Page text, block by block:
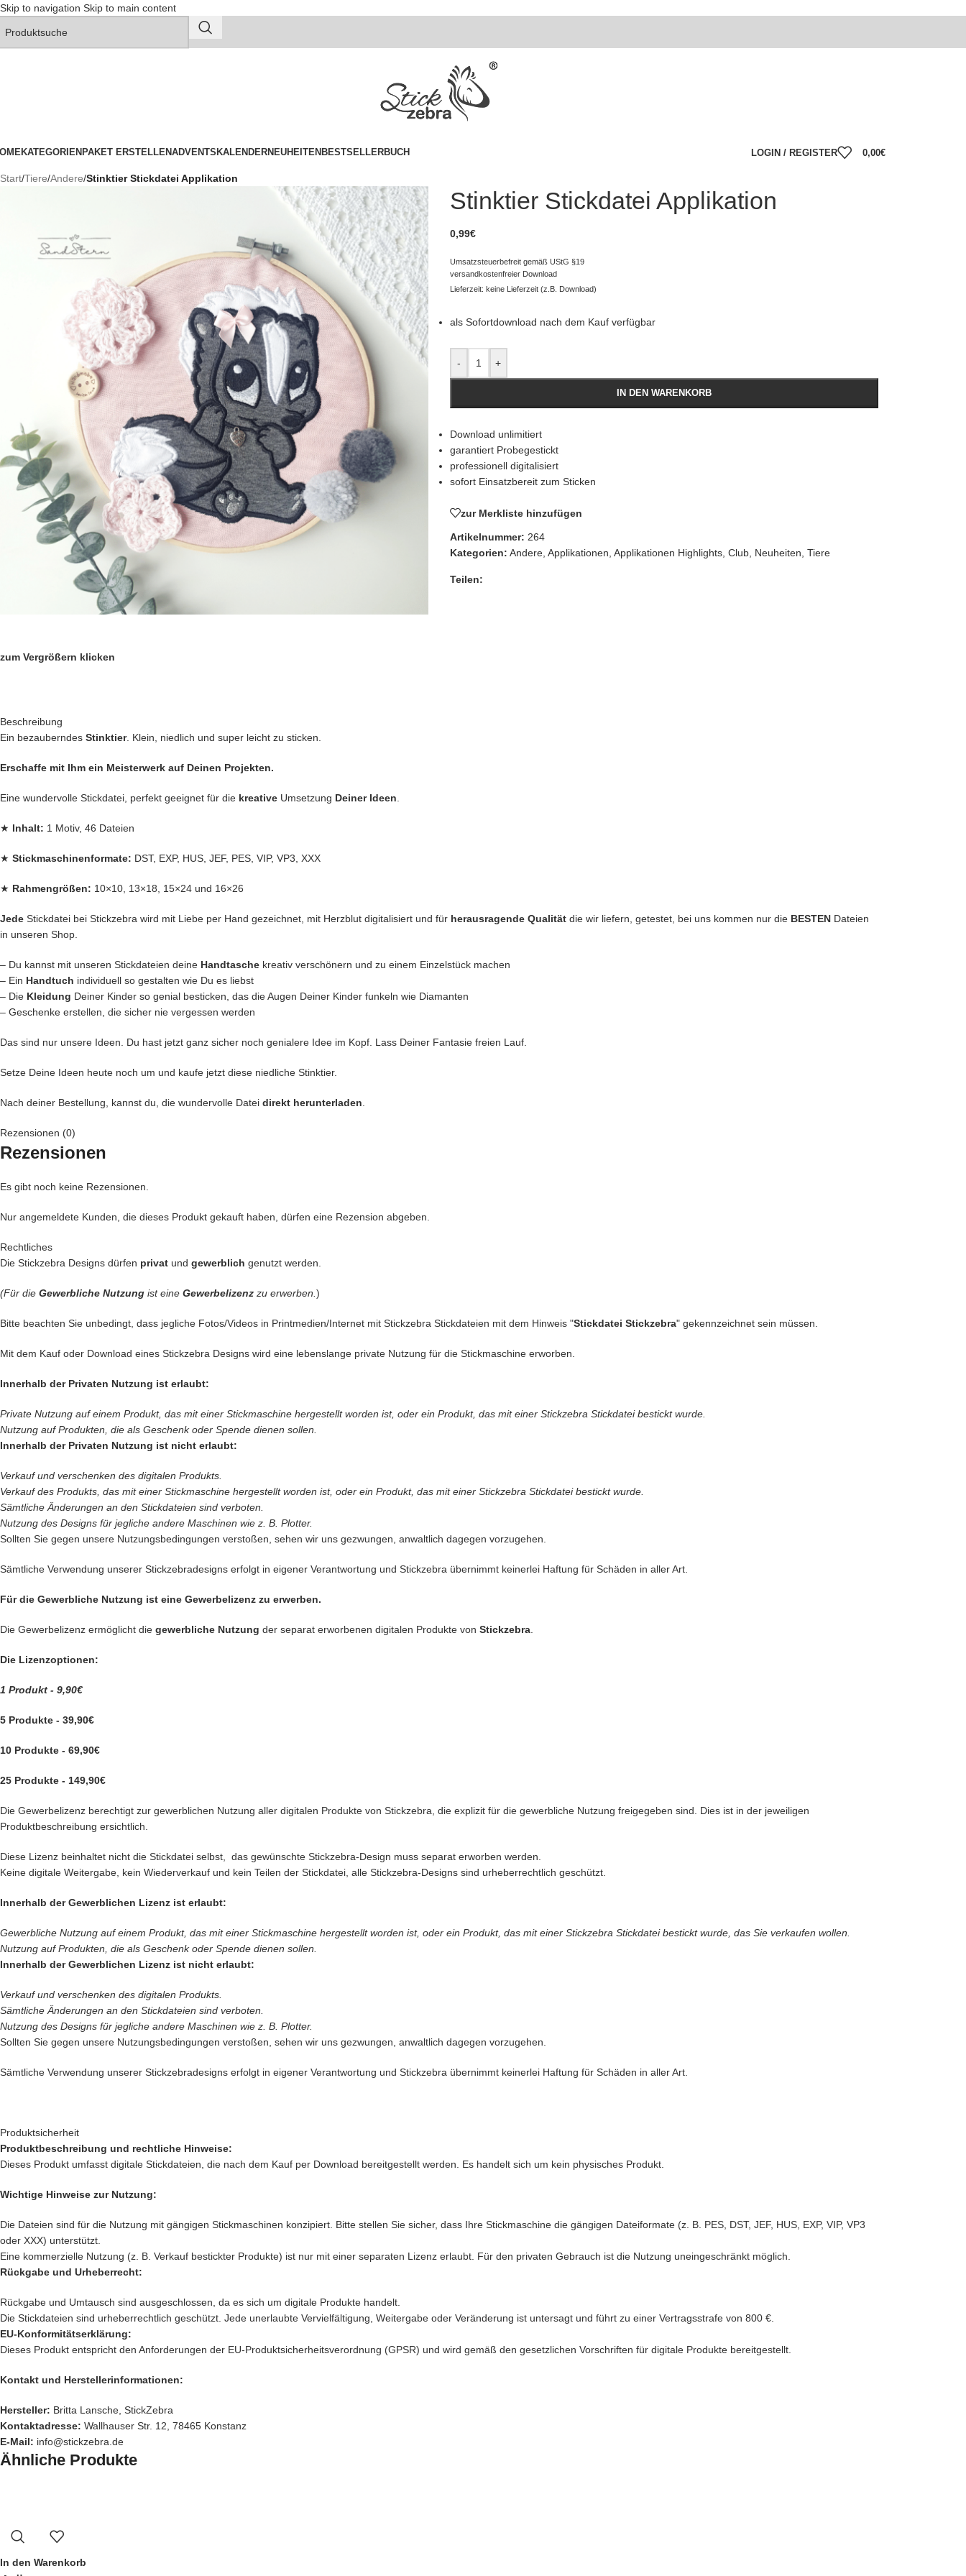
Skip to navigation Skip to main content
KATEGORIEN PAKET ERSTELLENADVENTSKALENDERNEUHEITEN BESTSELLERBUCH LOGIN / REGISTER 0,00€
Start/Tiere/Andere/Stinktier Stickdatei Applikation
zum Vergrößern klicken
Stinktier Stickdatei Applikation
0,99€
Umsatzsteuerbefreit gemäß UStG §19
versandkostenfreier Download
Lieferzeit: keine Lieferzeit (z.B. Download)
als Sofortdownload nach dem Kauf verfügbar
- +
IN DEN WARENKORB
Download unlimitiert
garantiert Probegestickt
professionell digitalisiert
sofort Einsatzbereit zum Sticken
zur Merkliste hinzufügen
Artikelnummer: 264
Kategorien: Andere, Applikationen Applikationen Highlights, Club, Neuheiten Tiere
Teilen:
Beschreibung
Ein bezauberndes Stinktier. Klein, niedlich und super leicht zu sticken.
Erschaffe mit Ihm ein Meisterwerk auf Deinen Projekten.
Eine wundervolle Stickdatei, perfekt geeignet für die kreative Umsetzung Deiner Ideen.
★ Inhalt: 1 Motiv, 46 Dateien
★ Stickmaschinenformate: DST, EXP, HUS, JEF, PES, VIP, VP3, XXX
★ Rahmengrößen: 10×10, 13×18, 15×24 und 16×26
Jede Stickdatei bei Stickzebra wird mit Liebe per Hand gezeichnet, mit Herzblut digitalisiert und für herausragende Qualität die wir liefern, getestet, bei uns kommen nur die BESTEN Dateien
in unseren Shop.
– Du kannst mit unseren Stickdateien deine Handtasche kreativ verschönern und zu einem Einzelstück machen
– Ein Handtuch individuell so gestalten wie Du es liebst
– Die Kleidung Deiner Kinder so genial besticken, das die Augen Deiner Kinder funkeln wie Diamanten
– Geschenke erstellen, die sicher nie vergessen werden
Das sind nur unsere Ideen. Du hast jetzt ganz sicher noch genialere Idee im Kopf. Lass Deiner Fantasie freien Lauf.
Setze Deine Ideen heute noch um und kaufe jetzt diese niedliche Stinktier.
Nach deiner Bestellung, kannst du, die wundervolle Datei direkt herunterladen.
Rezensionen (0)
Rezensionen
Es gibt noch keine Rezensionen.
Nur angemeldete Kunden, die dieses Produkt gekauft haben, dürfen eine Rezension abgeben.
Rechtliches
Die Stickzebra Designs dürfen privat und gewerblich genutzt werden.
(Für die Gewerbliche Nutzung ist eine Gewerbelizenz zu erwerben.)
Bitte beachten Sie unbedingt, dass jegliche Fotos/Videos in Printmedien/Internet mit Stickzebra Stickdateien mit dem Hinweis "Stickdatei Stickzebra" gekennzeichnet sein müssen.
Mit dem Kauf oder Download eines Stickzebra Designs wird eine lebenslange private Nutzung für die Stickmaschine erworben.
Innerhalb der Privaten Nutzung ist erlaubt:
Private Nutzung auf einem Produkt, das mit einer Stickmaschine hergestellt worden ist, oder ein Produkt, das mit einer Stickzebra Stickdatei bestickt wurde.
Nutzung auf Produkten, die als Geschenk oder Spende dienen sollen.
Innerhalb der Privaten Nutzung ist nicht erlaubt:
Verkauf und verschenken des digitalen Produkts.
Verkauf des Produkts, das mit einer Stickmaschine hergestellt worden ist, oder ein Produkt, das mit einer Stickzebra Stickdatei bestickt wurde.
Sämtliche Änderungen an den Stickdateien sind verboten.
Nutzung des Designs für jegliche andere Maschinen wie z. B. Plotter.
Sollten Sie gegen unsere Nutzungsbedingungen verstoßen, sehen wir uns gezwungen, anwaltlich dagegen vorzugehen.
Sämtliche Verwendung unserer Stickzebradesigns erfolgt in eigener Verantwortung und Stickzebra übernimmt keinerlei Haftung für Schäden in aller Art.
Für die Gewerbliche Nutzung ist eine Gewerbelizenz zu erwerben.
Die Gewerbelizenz ermöglicht die gewerbliche Nutzung der separat erworbenen digitalen Produkte von Stickzebra.
Die Lizenzoptionen:
1 Produkt - 9,90€
5 Produkte - 39,90€
10 Produkte - 69,90€
25 Produkte - 149,90€
Die Gewerbelizenz berechtigt zur gewerblichen Nutzung aller digitalen Produkte von Stickzebra, die explizit für die gewerbliche Nutzung freigegeben sind. Dies ist in der jeweiligen
Produktbeschreibung ersichtlich.
Diese Lizenz beinhaltet nicht die Stickdatei selbst, das gewünschte Stickzebra-Design muss separat erworben werden.
Keine digitale Weitergabe, kein Wiederverkauf und kein Teilen der Stickdatei, alle Stickzebra-Designs sind urheberrechtlich geschützt.
Innerhalb der Gewerblichen Lizenz ist erlaubt:
Gewerbliche Nutzung auf einem Produkt, das mit einer Stickmaschine hergestellt worden ist, oder ein Produkt, das mit einer Stickzebra Stickdatei bestickt wurde, das Sie verkaufen wollen.
Nutzung auf Produkten, die als Geschenk oder Spende dienen sollen.
Innerhalb der Gewerblichen Lizenz ist nicht erlaubt:
Verkauf und verschenken des digitalen Produkts.
Sämtliche Änderungen an den Stickdateien sind verboten.
Nutzung des Designs für jegliche andere Maschinen wie z. B. Plotter.
Sollten Sie gegen unsere Nutzungsbedingungen verstoßen, sehen wir uns gezwungen, anwaltlich dagegen vorzugehen.
Sämtliche Verwendung unserer Stickzebradesigns erfolgt in eigener Verantwortung und Stickzebra übernimmt keinerlei Haftung für Schäden in aller Art.
Produktsicherheit
Produktbeschreibung und rechtliche Hinweise:
Dieses Produkt umfasst digitale Stickdateien, die nach dem Kauf per Download bereitgestellt werden. Es handelt sich um kein physisches Produkt.
Wichtige Hinweise zur Nutzung:
Die Dateien sind für die Nutzung mit gängigen Stickmaschinen konzipiert. Bitte stellen Sie sicher, dass Ihre Stickmaschine die gängigen Dateiformate (z. B. PES, DST, JEF, HUS, EXP, VIP, VP3
oder XXX) unterstützt.
Eine kommerzielle Nutzung (z. B. Verkauf bestickter Produkte) ist nur mit einer separaten Lizenz erlaubt. Für den privaten Gebrauch ist die Nutzung uneingeschränkt möglich.
Rückgabe und Urheberrecht:
Rückgabe und Umtausch sind ausgeschlossen, da es sich um digitale Produkte handelt.
Die Stickdateien sind urheberrechtlich geschützt. Jede unerlaubte Vervielfältigung, Weitergabe oder Veränderung ist untersagt und führt zu einer Vertragsstrafe von 800 €.
EU-Konformitätserklärung:
Dieses Produkt entspricht den Anforderungen der EU-Produktsicherheitsverordnung (GPSR) und wird gemäß den gesetzlichen Vorschriften für digitale Produkte bereitgestellt.
Kontakt und Herstellerinformationen:
Hersteller: Britta Lansche, StickZebra
Kontaktadresse: Wallhauser Str. 12, 78465 Konstanz
E-Mail: info@stickzebra.de
Ähnliche Produkte
In den Warenkorb